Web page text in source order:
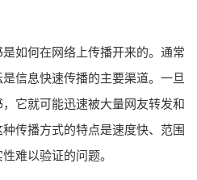
如何在网络上传播开来的。通常
信息快速传播的主要渠道。一旦
它就可能迅速被大量网友转发和
传播方式的特点是速度快、范围
难以验证的问题。